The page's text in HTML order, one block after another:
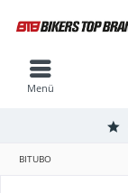
Menü
BITUBO